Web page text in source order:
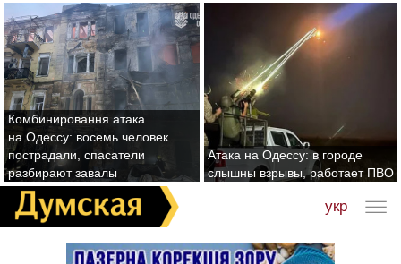
Комбинировання атака
на Одессу: восемь человек
пострадали, спасатели
разбирают завалы
Атака на Одессу: в городе
слышны взрывы, работает ПВО
укр